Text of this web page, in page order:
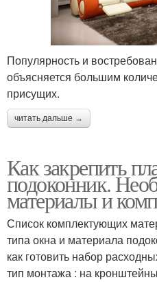
Популярность и
объясняется большим
присущих.
читать дальше →
Как закрепить
подоконник.
материалы и
Список комплектующих
типа окна и материала
как готовить набор
тип монтажа : на